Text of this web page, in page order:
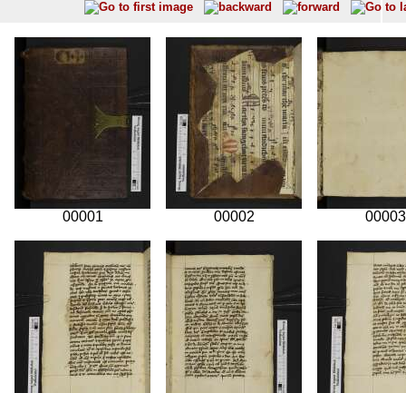
00001 00002 00003